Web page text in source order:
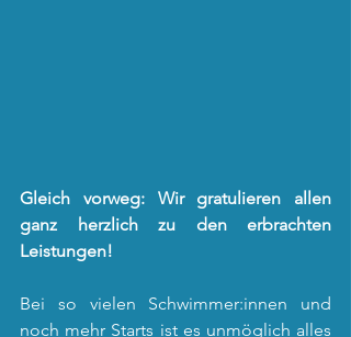
Gleich vorweg: Wir gratulieren allen
ganz herzlich zu den erbrachten
Leistungen!
Bei so vielen Schwimmer:innen und
noch mehr Starts ist es unmöglich alles